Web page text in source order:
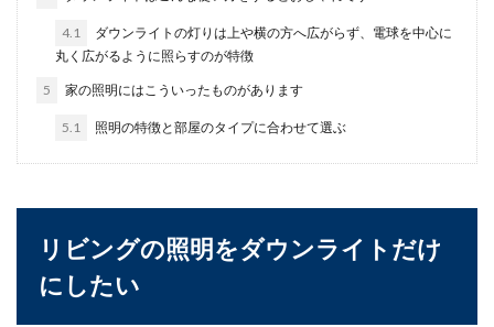
れますよね。...
大学の卒業式の持ち物！実際にあって
よかった持ち物を厳選
4.1
ダウンライトの灯りは上や横の方へ広がらず、電球を中心に
丸く広がるように照らすのが特徴
5 家の照明にはこういったものがあります
5.1 照明の特徴と部屋のタイプに合わせて選ぶ
リビングの照明をダウンライトだけ
にしたい